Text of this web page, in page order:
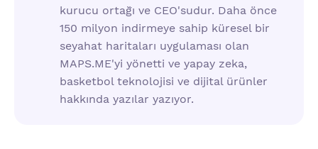
kurucu ortağı ve CEO'sudur. Daha önce
150 milyon indirmeye sahip küresel bir
seyahat haritaları uygulaması olan
MAPS.ME'yi yönetti ve yapay zeka,
basketbol teknolojisi ve dijital ürünler
hakkında yazılar yazıyor.